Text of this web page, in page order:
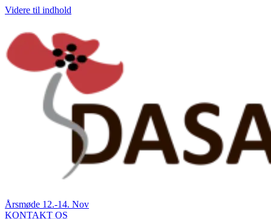
Videre til indhold
Årsmøde 12.-14. Nov
KONTAKT OS